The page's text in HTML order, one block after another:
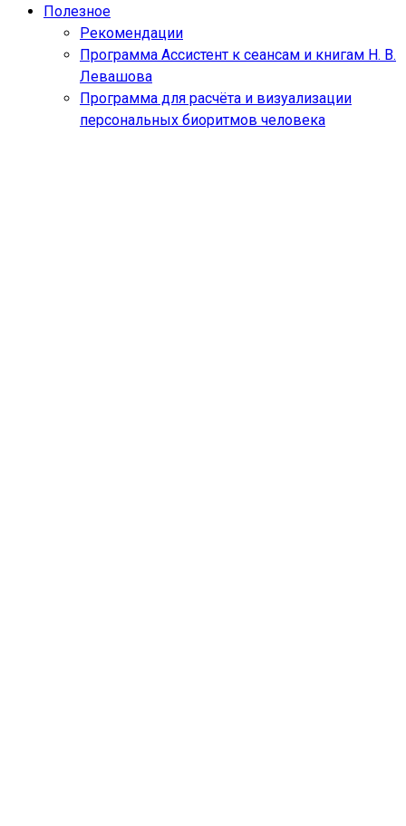
Полезное
Рекомендации
Программа Ассистент к сеансам и книгам Н. В.
Левашова
Программа для расчёта и визуализации
персональных биоритмов человека